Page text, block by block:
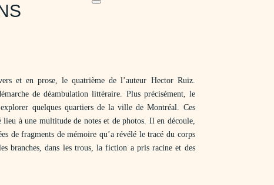
et en prose, le quatrième de l’auteur Hector Ruiz.
de déambulation littéraire. Plus précisément, le
quelques quartiers de la ville de Montréal. Ces
à une multitude de notes et de photos. Il en découle,
de fragments de mémoire qu’a révélé le tracé du corps
branches, dans les trous, la fiction a pris racine et des